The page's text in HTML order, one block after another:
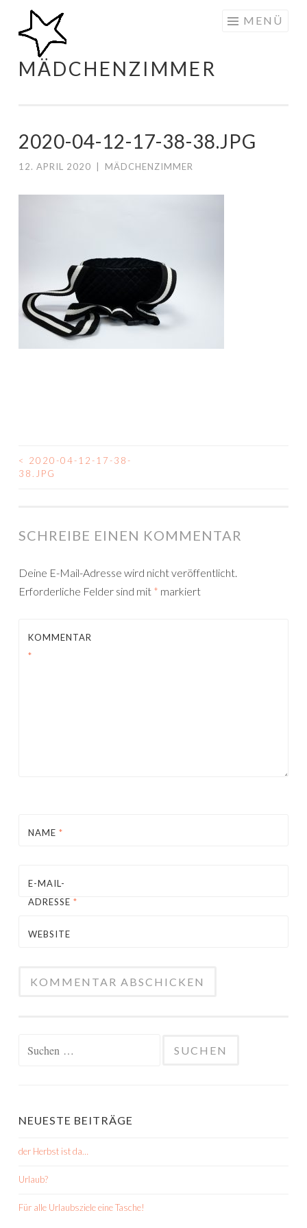
Zum
Inhalt
springen
MÄDCHENZIMMER
MENÜ
2020-04-12-17-38-38.JPG
12. APRIL 2020 MÄDCHENZIMMER
BEITRAGSNAVIGATION
<
2020-04-12-17-38-
38.JPG
SCHREIBE EINEN KOMMENTAR
Deine E-Mail-Adresse wird nicht veröffentlicht.
Erforderliche Felder sind mit * markiert
KOMMENTAR
*
NAME *
E-MAIL-
ADRESSE *
WEBSITE
NEUESTE BEITRÄGE
der Herbst ist da…
Urlaub?
Für alle Urlaubsziele eine Tasche!